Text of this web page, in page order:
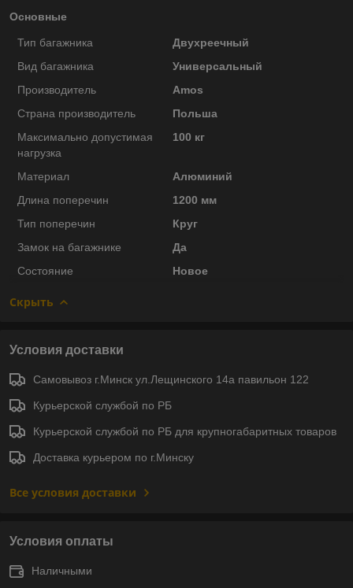
Основные
Тип багажника
Двухреечный
Вид багажника
Универсальный
Производитель
Amos
Страна производитель
Польша
Максимально допустимая
нагрузка
100 кг
Материал
Алюминий
Длина поперечин
1200 мм
Тип поперечин
Круг
Замок на багажнике
Да
Состояние
Новое
Скрыть
Условия доставки
Самовывоз г.Минск ул.Лещинского 14а павильон 122
Курьерской службой по РБ
Курьерской службой по РБ для крупногабаритных товаров
Доставка курьером по г.Минску
Все условия доставки
Условия оплаты
Наличными